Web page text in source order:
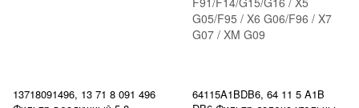
13718091496, 13 71 8 091 496
64115A1BDB6, 64 11 5 A1B